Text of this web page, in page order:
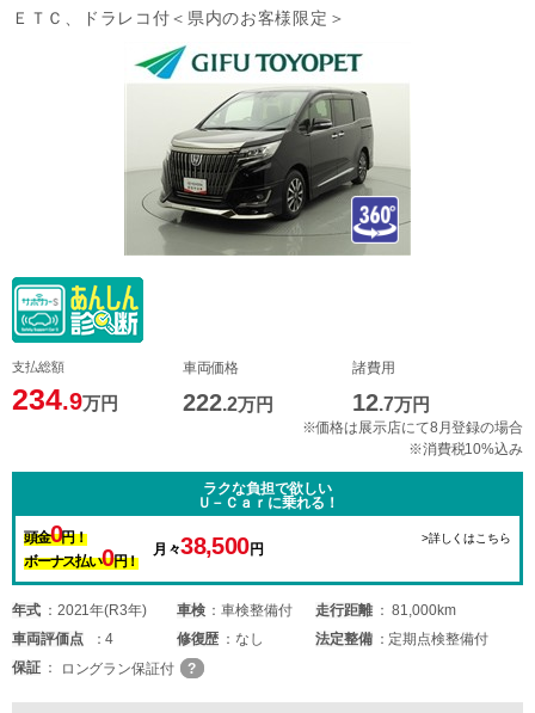
ＥＴＣ、ドラレコ付＜県内のお客様限定＞
支払総額
234.9万円
車両価格
222.2万円
諸費用
12.7万円
※価格は展示店にて8月登録の場合
※消費税10%込み
ラクな負担で欲しい
Ｕ－Ｃａｒに乗れる！
頭金0円！
ボーナス払い0円！
月々38,500円
>詳しくはこちら
年式 2021年(R3年) 車検 車検整備付 走行距離
81,000km
車両評価点 4 修復歴 なし 法定整備
定期点検整備付
保証
ロングラン保証付